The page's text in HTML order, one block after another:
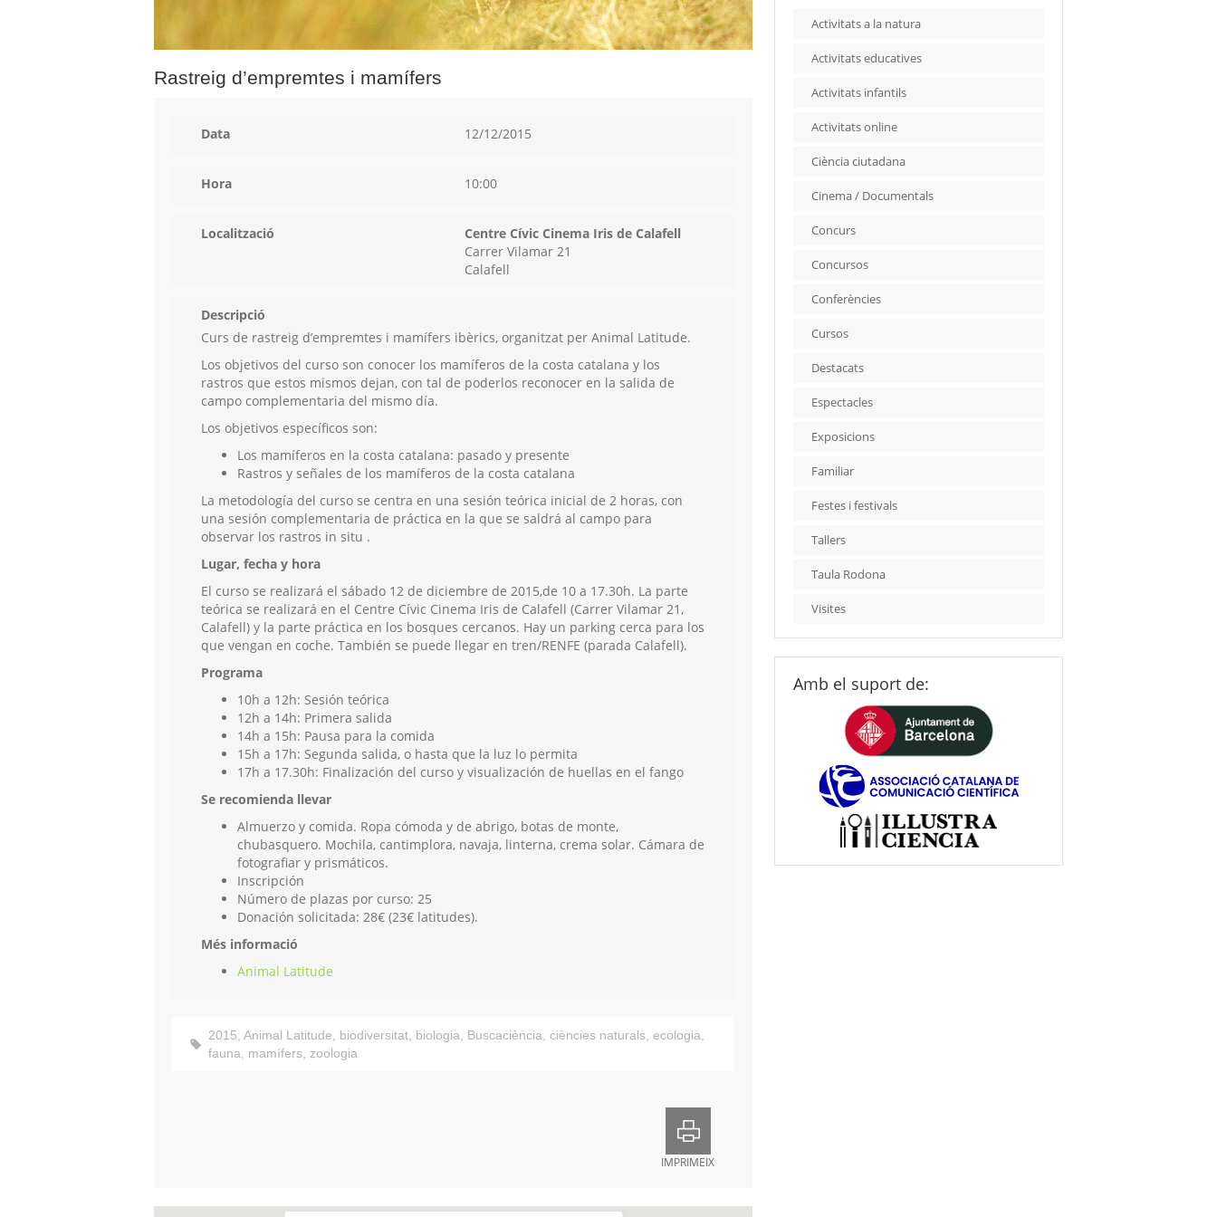
Rastreig d’empremtes i mamífers
Data 12/12/2015
Hora 10:00
Localització
Centre Cívic Cinema Iris de Calafell
Carrer Vilamar 21
Calafell
Descripció
Curs de rastreig d’empremtes i mamífers ibèrics, organitzat per Animal Latitude.
Los objetivos del curso son conocer los mamíferos de la costa catalana y los
rastros que estos mismos dejan, con tal de poderlos reconocer en la salida de
campo complementaria del mismo día.
Los objetivos específicos son:
Los mamíferos en la costa catalana: pasado y presente
Rastros y señales de los mamíferos de la costa catalana
La metodología del curso se centra en una sesión teórica inicial de 2 horas, con
una sesión complementaria de práctica en la que se saldrá al campo para
observar los rastros in situ .
Lugar, fecha y hora
El curso se realizará el sábado 12 de diciembre de 2015,de 10 a 17.30h. La parte
teórica se realizará en el Centre Cívic Cinema Iris de Calafell (Carrer Vilamar 21,
Calafell) y la parte práctica en los bosques cercanos. Hay un parking cerca para los
que vengan en coche. También se puede llegar en tren/RENFE (parada Calafell).
Programa
10h a 12h: Sesión teórica
12h a 14h: Primera salida
14h a 15h: Pausa para la comida
15h a 17h: Segunda salida, o hasta que la luz lo permita
17h a 17.30h: Finalización del curso y visualización de huellas en el fango
Se recomienda llevar
Almuerzo y comida. Ropa cómoda y de abrigo, botas de monte,
chubasquero. Mochila, cantimplora, navaja, linterna, crema solar. Cámara de
fotografiar y prismáticos.
Inscripción
Número de plazas por curso: 25
Donación solicitada: 28€ (23€ latitudes).
Més informació
Animal Latitude
2015, Animal Latitude, biodiversitat, biologia, Buscaciència, ciències naturals, ecologia,
fauna, mamífers, zoologia
IMPRIMEIX
Activitats a la natura
Activitats educatives
Activitats infantils
Activitats online
Ciència ciutadana
Cinema / Documentals
Concurs
Concursos
Conferències
Cursos
Destacats
Espectacles
Exposicions
Familiar
Festes i festivals
Tallers
Taula Rodona
Visites
Amb el suport de: